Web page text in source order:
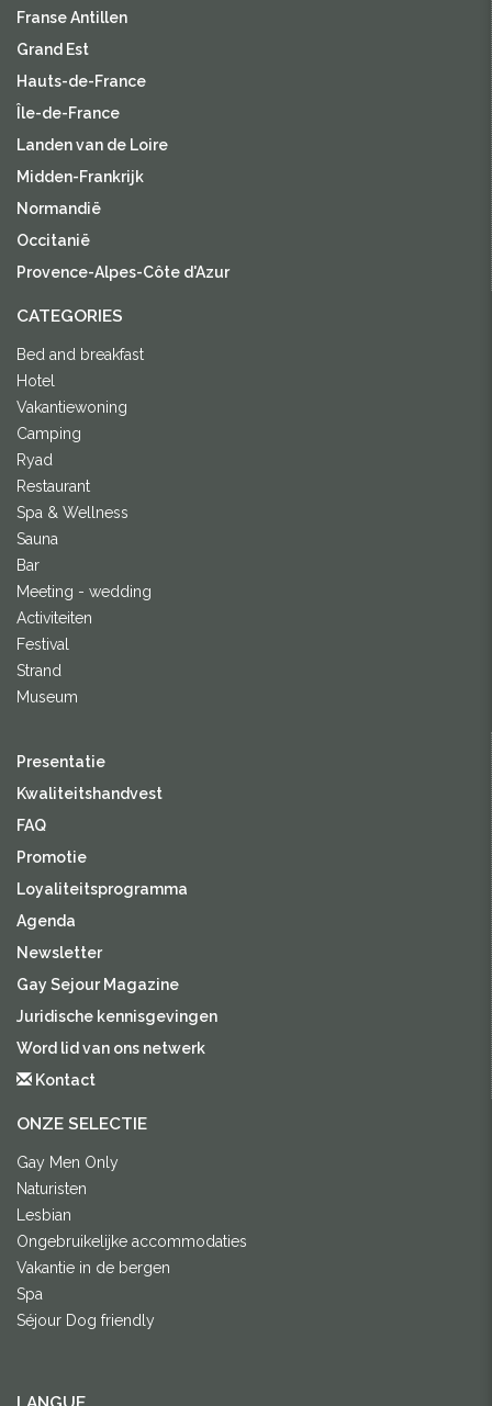
Franse Antillen
Grand Est
Hauts-de-France
Île-de-France
Landen van de Loire
Midden-Frankrijk
Normandië
Occitanië
Provence-Alpes-Côte d'Azur
CATEGORIES
Bed and breakfast
Hotel
Vakantiewoning
Camping
Ryad
Restaurant
Spa & Wellness
Sauna
Bar
Meeting - wedding
Activiteiten
Festival
Strand
Museum
Presentatie
Kwaliteitshandvest
FAQ
Promotie
Loyaliteitsprogramma
Agenda
Newsletter
Gay Sejour Magazine
Juridische kennisgevingen
Word lid van ons netwerk
Kontact
ONZE SELECTIE
Gay Men Only
Naturisten
Lesbian
Ongebruikelijke accommodaties
Vakantie in de bergen
Spa
Séjour Dog friendly